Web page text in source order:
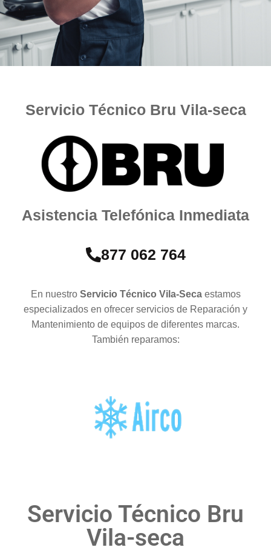
Servicio Técnico Bru Vila-seca
Asistencia Telefónica Inmediata
877 062 764
En nuestro Servicio Técnico Vila-Seca estamos
especializados en ofrecer servicios de Reparación y
Mantenimiento de equipos de diferentes marcas.
También reparamos:
Servicio Técnico Bru
Vila-seca